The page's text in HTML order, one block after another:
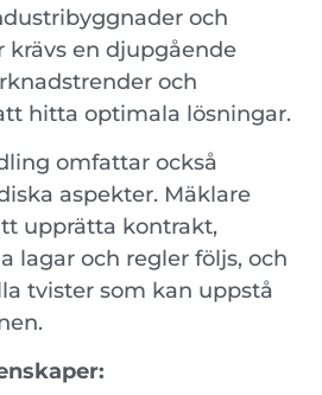
och
krävs en djupgående
och
hitta optimala lösningar.
omfattar också
aspekter. Mäklare
upprätta kontrakt,
lagar och regler följs, och
tvister som kan uppstå